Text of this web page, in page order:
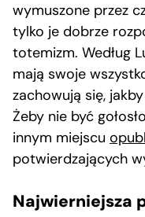
wymuszone przez
tylko je dobrze
totemizm. Według
mają swoje
zachowują się,
Żeby nie być
innym miejscu
potwierdzających
Najwierniejsza